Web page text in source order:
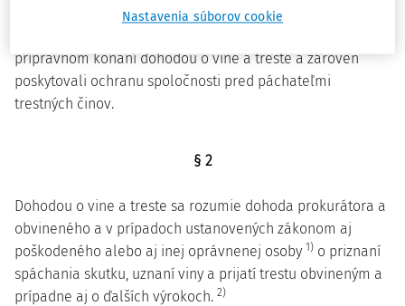
(ďalej len "dohoda o vine a treste"), aby umožnili
prípravnom konaní dohodou o vine a treste a zároveň
poskytovali ochranu spoločnosti pred páchateľmi
trestných činov.
§ 2
Dohodou o vine a treste sa rozumie dohoda prokurátora a
obvineného a v prípadoch ustanovených zákonom aj
poškodeného alebo aj inej oprávnenej osoby 1) o priznaní
spáchania skutku, uznaní viny a prijatí trestu obvineným a
prípadne aj o ďalších výrokoch. 2)
Nastavenia súborov cookie